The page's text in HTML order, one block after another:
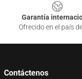
Garantía
Ofrecido en el país
Contáctenos